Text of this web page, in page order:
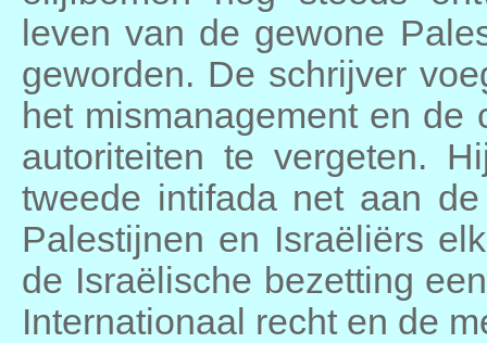
leven van de gewone
geworden. De schrijver
het mismanagement en
autoriteiten te vergeten.
tweede intifada net aan
Palestijnen en Israëliërs
de Israëlische bezetting
Internationaal recht en de